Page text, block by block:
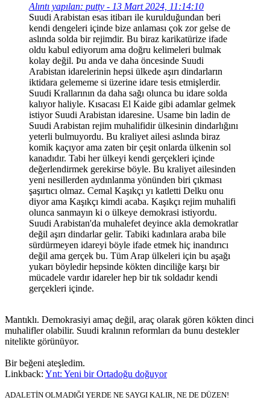
Alıntı yapılan: putty - 13 Mart 2024, 11:14:10
Suudi Arabistan esas itibarı ile kurulduğundan beri
kendi dengeleri içinde bize anlaması çok zor gelse de
aslında solda bir rejimdir. Bu biraz karikatürize ifade
oldu kabul ediyorum ama doğru kelimeleri bulmak
kolay değil. Þu anda ve daha öncesinde Suudi
Arabistan idarelerinin hepsi ülkede aşırı dindarların
iktidara gelememe si üzerine idare tesis etmişlerdir.
Suudi Krallarının da daha sağı olunca bu idare solda
kalıyor haliyle. Kısacası El Kaide gibi adamlar gelmek
istiyor Suudi Arabistan idaresine. Usame bin ladin de
Suudi Arabistan rejim muhalifidir ülkesinin dindarlığını
yeterli bulmuyordu. Bu kraliyet ailesi aslında biraz
komik kaçıyor ama zaten bir çeşit onlarda ülkenin sol
kanadıdır. Tabi her ülkeyi kendi gerçekleri içinde
değerlendirmek gerekirse böyle. Bu kraliyet ailesinden
yeni nesillerden aydınlanma yönünden biri çıkması
şaşırtıcı olmaz. Cemal Kaşıkçı yı katletti Delku onu
diyor ama Kaşıkçı kimdi acaba. Kaşıkçı rejim muhalifi
olunca sanmayın ki o ülkeye demokrasi istiyordu.
Suudi Arabistan'da muhalefet deyince akla demokratlar
değil aşırı dindarlar gelir. Tabiki kadınlara araba bile
sürdürmeyen idareyi böyle ifade etmek hiç inandırıcı
değil ama gerçek bu. Tüm Arap ülkeleri için bu aşağı
yukarı böyledir hepsinde kökten dinciliğe karşı bir
mücadele vardır idareler hep bir tık soldadır kendi
gerçekleri içinde.
Mantıklı. Demokrasiyi amaç değil, araç olarak gören kökten dinci
muhalifler olabilir. Suudi kralının reformları da bunu destekler
nitelikte görünüyor.
Bir beğeni ateşledim.
Linkback: Ynt: Yeni bir Ortadoğu doğuyor
ADALETİN OLMADIĞI YERDE NE SAYGI KALIR, NE DE DÜZEN!